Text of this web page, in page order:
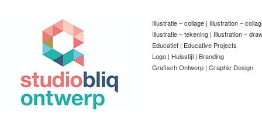
Illustratie – collage | Illustration –
Illustratie – tekening | Illustration –
Educatief | Educative Projects
Logo | Huisstijl | Branding
Grafisch Ontwerp | Graphic Design